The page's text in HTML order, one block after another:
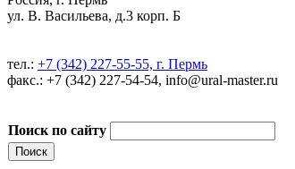
ул. В. Васильева, д.3 корп. Б
тел.: +7 (342) 227-55-55, г. Пермь
факс.: +7 (342) 227-54-54, info@ural-master.ru
Поиск по сайту